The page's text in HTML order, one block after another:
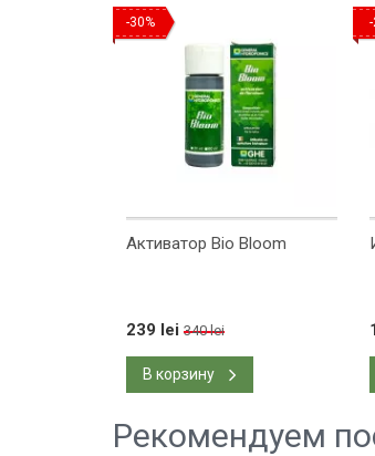
-30%
Активатор Bio Bloom
239 lei 340 lei
В корзину
Рекомендуем